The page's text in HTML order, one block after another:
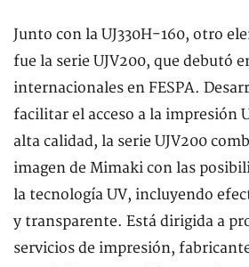
Junto con la UJ330H-160, otro
fue la serie UJV200, que debutó
internacionales en FESPA.
facilitar el acceso a la impresión
alta calidad, la serie UJV200
imagen de Mimaki con las
la tecnología UV, incluyendo
y transparente. Está dirigida a
servicios de impresión,